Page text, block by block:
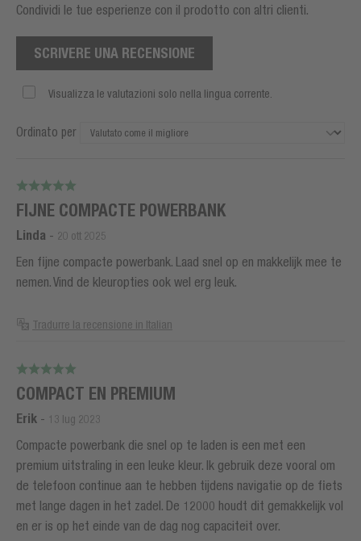
Condividi le tue esperienze con il prodotto con altri clienti.
SCRIVERE UNA RECENSIONE
Visualizza le valutazioni solo nella lingua corrente.
Ordinato per
FIJNE COMPACTE POWERBANK
Linda - 20 ott 2025
Een fijne compacte powerbank. Laad snel op en makkelijk mee te
nemen. Vind de kleuropties ook wel erg leuk.
Tradurre la recensione in Italian
COMPACT EN PREMIUM
Erik - 13 lug 2023
Compacte powerbank die snel op te laden is een met een
premium uitstraling in een leuke kleur. Ik gebruik deze vooral om
de telefoon continue aan te hebben tijdens navigatie op de fiets
met lange dagen in het zadel. De 12000 houdt dit gemakkelijk vol
en er is op het einde van de dag nog capaciteit over.